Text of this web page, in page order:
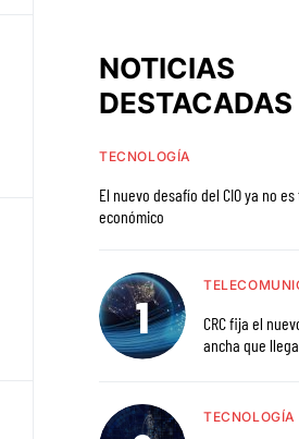
NOTICIAS
DESTACADAS
TECNOLOGÍA
El nuevo desafío del CIO ya no
económico
CRC fija el
ancha que
TECNOLOGÍA